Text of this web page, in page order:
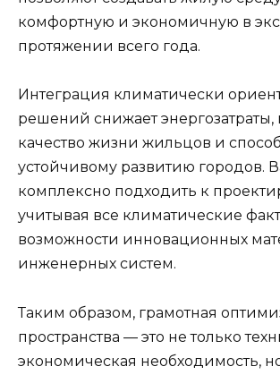
комфортную и экономичную в
протяжении всего года.
Интеграция климатически
решений снижает
качество жизни жильцов и
устойчивому развитию городов.
комплексно подходить к
учитывая все климатические
возможности инновационных
инженерных систем.
Таким образом, грамотная
пространства — это не только
экономическая необходимость,